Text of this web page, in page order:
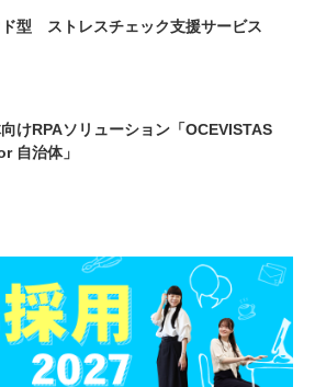
型 ストレスチェック支援サービス
けRPAソリューション「OCEVISTAS
自治体」